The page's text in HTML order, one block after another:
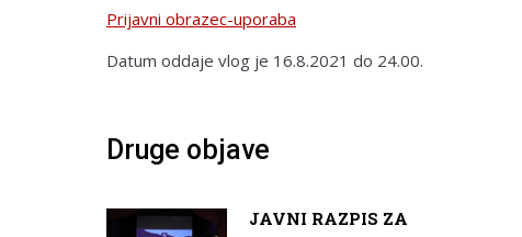
Prijavni obrazec-uporaba
Datum oddaje vlog je 16.8.2021 do 24.00.
Druge objave
JAVNI RAZPIS ZA